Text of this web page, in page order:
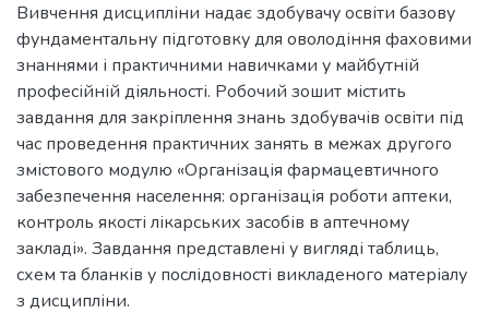
Вивчення дисципліни надає здобувачу освіти базову
фундаментальну підготовку для оволодіння фаховими
знаннями і практичними навичками у майбутній
професійній діяльності. Робочий зошит містить
завдання для закріплення знань здобувачів освіти під
час проведення практичних занять в межах другого
змістового модулю «Організація фармацевтичного
забезпечення населення: організація роботи аптеки,
контроль якості лікарських засобів в аптечному
закладі». Завдання представлені у вигляді таблиць,
схем та бланків у послідовності викладеного матеріалу
з дисципліни.